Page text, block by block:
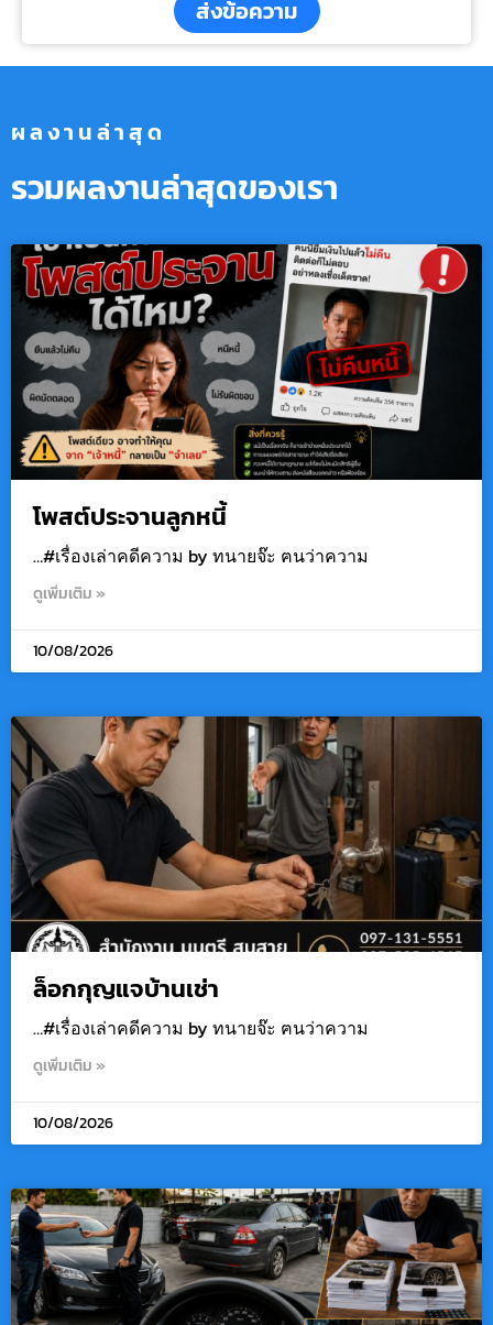
ส่งข้อความ
ผลงานล่าสุด
รวมผลงานล่าสุดของเรา
โพสต์ประจานลูกหนี้
…#เรื่องเล่าคดีความ by ทนายจ๊ะ ฅนว่าความ
ดูเพิ่มเติม »
10/08/2026
ล็อกกุญแจบ้านเช่า
…#เรื่องเล่าคดีความ by ทนายจ๊ะ ฅนว่าความ
ดูเพิ่มเติม »
10/08/2026